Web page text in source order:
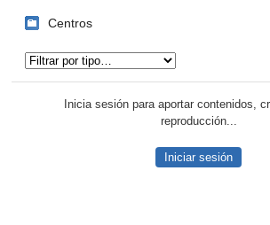
Centros
Inicia sesión para aportar contenidos,
reproducción...
Iniciar sesión